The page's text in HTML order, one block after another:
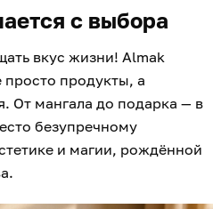
с выбора
вкус жизни! Almak
просто продукты, а
От мангала до подарка — в
безупречному
и магии, рождённой